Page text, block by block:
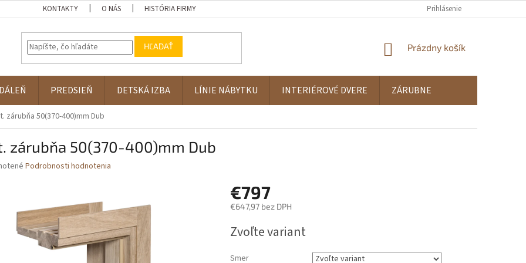
KONTAKTY O NÁS HISTÓRIA FIRMY Prihlásenie
HĽADAŤ
NÁKUPNÝ
Prázdny košík
PREDSIEŇ DETSKÁ IZBA LÍNIE NÁBYTKU INTERIÉROVÉ DVERE ZÁRUBNE
zárubňa 50(370-400)mm Dub
zárubňa 50(370-400)mm Dub
Podrobnosti hodnotenia
€797
€647,97bez DPH
cena:
Zvoľte variant
Smer